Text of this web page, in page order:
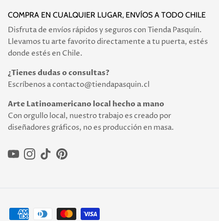
COMPRA EN CUALQUIER LUGAR, ENVÍOS A TODO CHILE
Disfruta de envíos rápidos y seguros con Tienda Pasquín.
Llevamos tu arte favorito directamente a tu puerta, estés
donde estés en Chile.
¿Tienes dudas o consultas?
Escríbenos a contacto@tiendapasquin.cl
Arte Latinoamericano local hecho a mano
Con orgullo local, nuestro trabajo es creado por
diseñadores gráficos, no es producción en masa.
YouTubeInstagram
TikTokPinterest